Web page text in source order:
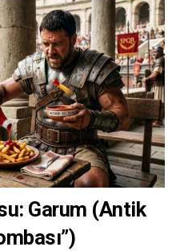
Garum (Antik